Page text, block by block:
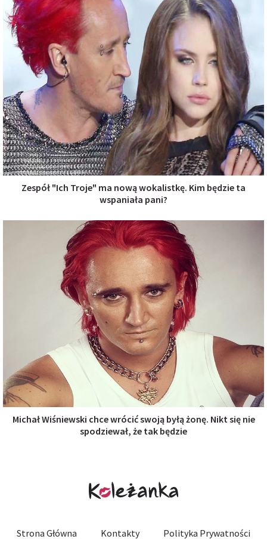
Zespół "Ich Troje" ma nową wokalistkę. Kim będzie ta
wspaniała pani?
Michał Wiśniewski chce wrócić swoją byłą żonę. Nikt się nie
spodziewał, że tak będzie
Strona Główna Kontakty Polityka Prywatności